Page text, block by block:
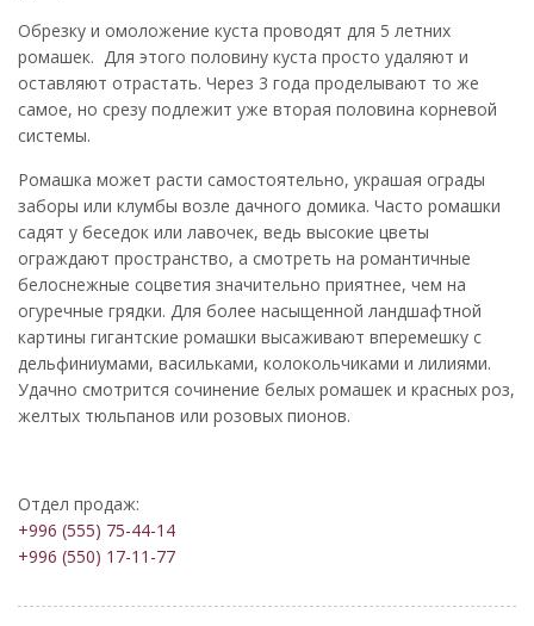
Обрезку и омоложение куста проводят для 5 летних
ромашек. Для этого половину куста просто удаляют и
оставляют отрастать. Через 3 года проделывают то же
самое, но срезу подлежит уже вторая половина корневой
системы.
Ромашка может расти самостоятельно, украшая ограды
заборы или клумбы возле дачного домика. Часто ромашки
садят у беседок или лавочек, ведь высокие цветы
ограждают пространство, а смотреть на романтичные
белоснежные соцветия значительно приятнее, чем на
огуречные грядки. Для более насыщенной ландшафтной
картины гигантские ромашки высаживают вперемешку с
дельфиниумами, васильками, колокольчиками и лилиями.
Удачно смотрится сочинение белых ромашек и красных роз,
желтых тюльпанов или розовых пионов.
Отдел продаж:
+996 (555) 75-44-14
+996 (550) 17-11-77